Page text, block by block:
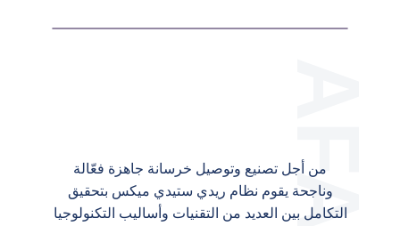
من أجل تصنيع وتوصيل خرسانة جاهزة فعّالة
وناجحة يقوم نظام ريدي ستيدي ميكس بتحقيق
التكامل بين العديد من التقنيات وأساليب التكنولوجيا